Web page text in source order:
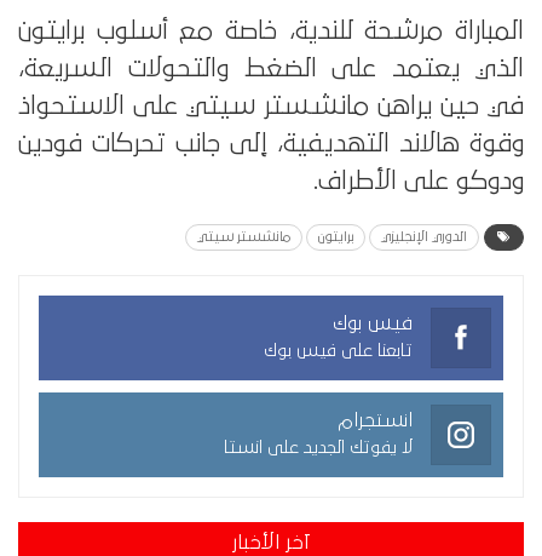
المباراة مرشحة للندية، خاصة مع أسلوب برايتون
الذي يعتمد على الضغط والتحولات السريعة،
في حين يراهن مانشستر سيتي على الاستحواذ
وقوة هالاند التهديفية، إلى جانب تحركات فودين
ودوكو على الأطراف.
الدوري الإنجليزي برايتون مانشستر سيتي
فيس بوك
تابعنا على فيس بوك
انستجرام
لا يفوتك الجديد على انستا
آخر الأخبار